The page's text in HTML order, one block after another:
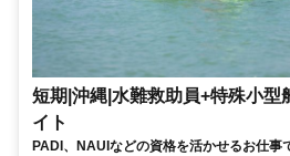
短期|沖縄|水難救助員+特殊小型
イト
PADI、NAUIなどの資格を活かせるお仕事